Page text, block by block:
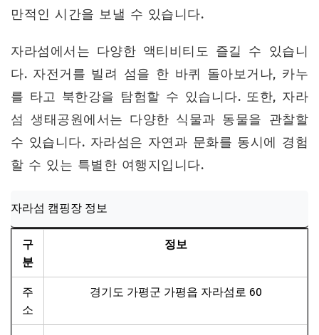
만적인 시간을 보낼 수 있습니다.
자라섬에서는 다양한 액티비티도 즐길 수 있습니
다. 자전거를 빌려 섬을 한 바퀴 돌아보거나, 카누
를 타고 북한강을 탐험할 수 있습니다. 또한, 자라
섬 생태공원에서는 다양한 식물과 동물을 관찰할
수 있습니다. 자라섬은 자연과 문화를 동시에 경험
할 수 있는 특별한 여행지입니다.
자라섬 캠핑장 정보
구
분
정보
주
소
경기도 가평군 가평읍 자라섬로 60